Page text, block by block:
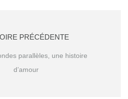
PRÉCÉDENTE
parallèles, une histoire
d’amour